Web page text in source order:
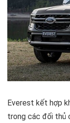
Everest kết hợp
trong các đối thủ